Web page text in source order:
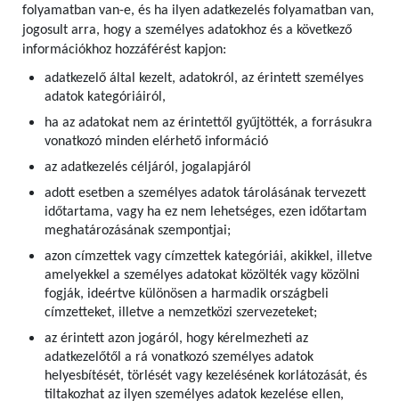
folyamatban van-e, és ha ilyen adatkezelés folyamatban van,
jogosult arra, hogy a személyes adatokhoz és a következő
információkhoz hozzáférést kapjon:
adatkezelő által kezelt, adatokról, az érintett személyes
adatok kategóriáiról,
ha az adatokat nem az érintettől gyűjtötték, a forrásukra
vonatkozó minden elérhető információ
az adatkezelés céljáról, jogalapjáról
adott esetben a személyes adatok tárolásának tervezett
időtartama, vagy ha ez nem lehetséges, ezen időtartam
meghatározásának szempontjai;
azon címzettek vagy címzettek kategóriái, akikkel, illetve
amelyekkel a személyes adatokat közölték vagy közölni
fogják, ideértve különösen a harmadik országbeli
címzetteket, illetve a nemzetközi szervezeteket;
az érintett azon jogáról, hogy kérelmezheti az
adatkezelőtől a rá vonatkozó személyes adatok
helyesbítését, törlését vagy kezelésének korlátozását, és
tiltakozhat az ilyen személyes adatok kezelése ellen,